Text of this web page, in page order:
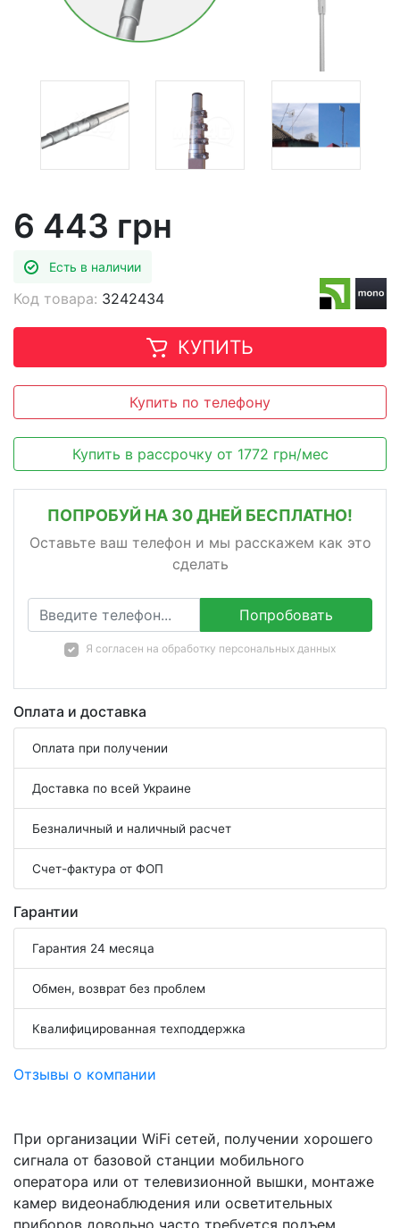
6 443 грн
Есть в наличии
Код товара: 3242434
КУПИТЬ
Купить по телефону
Купить в рассрочку от 1772 грн/мес
ПОПРОБУЙ НА 30 ДНЕЙ БЕСПЛАТНО!
Оставьте ваш телефон и мы расскажем как это
сделать
Попробовать
Я согласен на обработку персональных данных
Оплата и доставка
Оплата при получении
Доставка по всей Украине
Безналичный и наличный расчет
Счет-фактура от ФОП
Гарантии
Гарантия 24 месяца
Обмен, возврат без проблем
Квалифицированная техподдержка
Отзывы о компании
При организации WiFi сетей, получении хорошего
сигнала от базовой станции мобильного
оператора или от телевизионной вышки, монтаже
камер видеонаблюдения или осветительных
приборов довольно часто требуется подъем